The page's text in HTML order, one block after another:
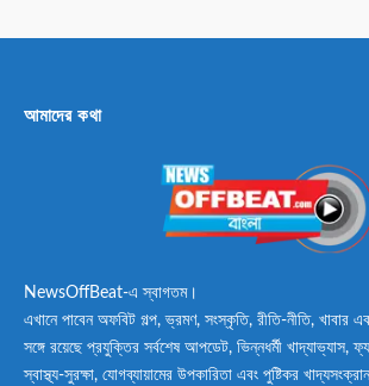
আমাদের কথা
NewsOffBeat-এ স্বাগতম।
এখানে পাবেন অফবিট গল্প, ভ্রমণ, সংস্কৃতি, রীতি-নীতি, খাবার
সঙ্গে রয়েছে প্রযুক্তির সর্বশেষ আপডেট, ভিন্নধর্মী খাদ্যাভ্যাস,
স্বাস্থ্য-সুরক্ষা, যোগব্যায়ামের উপকারিতা এবং পুষ্টিকর